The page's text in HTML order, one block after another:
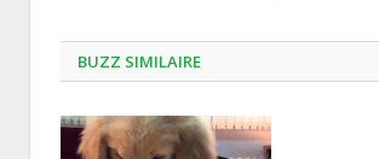
BUZZ SIMILAIRE